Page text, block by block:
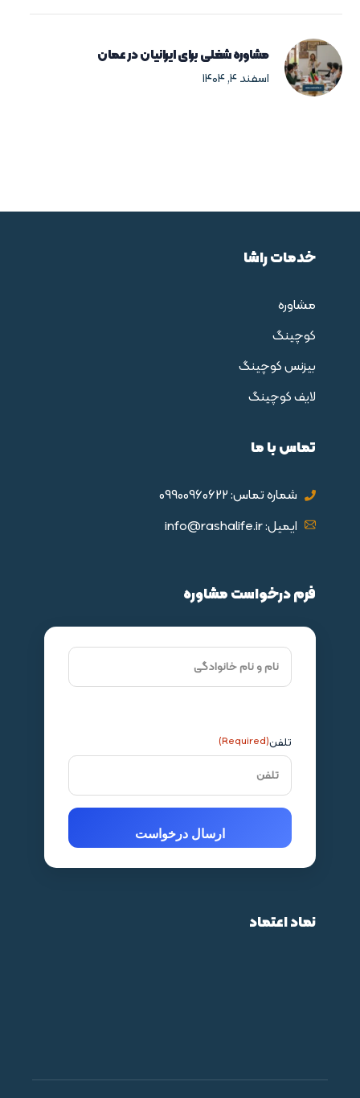
مشاوره شغلی برای ایرانیان در عمان
اسفند ۴, ۱۴۰۴
خدمات راشا
مشاوره
کوچینگ
بیزنس کوچینگ
لایف کوچینگ
تماس با ما
شماره تماس: 09900960622
ایمیل: info@rashalife.ir
فرم درخواست مشاوره
تلفن(Required)
نماد اعتماد